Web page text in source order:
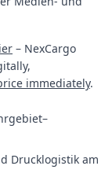
– NexCargo
immediately.
Drucklogistik am